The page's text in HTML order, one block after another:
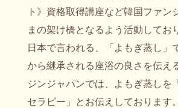
ト》資格取得講座など韓国ファン
まの架け橋となるよう活動してお
日本で言われる、「よもぎ蒸し」
から継承される座浴の良さを伝え
ジンジャパンでは、よもぎ蒸しを
セラピー」とお伝えしております。